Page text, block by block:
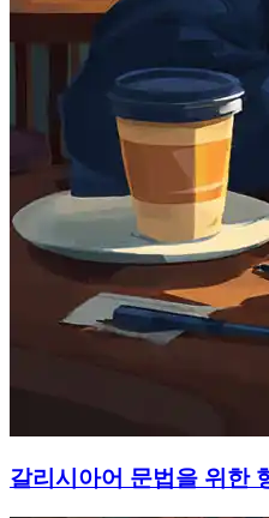
갈리시아어 문법을 위한